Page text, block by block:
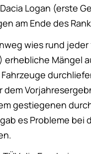
Logan (erste
am Ende des
wies rund
Mängel
gestiegenen
es Probleme